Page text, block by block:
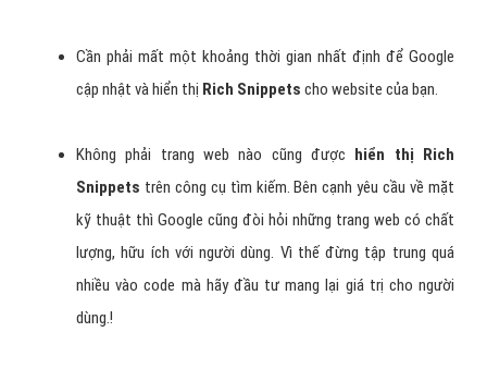
Cần phải mất một khoảng thời gian nhất định để Google
cập nhật và hiển thị Rich Snippets cho website của bạn.
Không phải trang web nào cũng được hiển thị Rich
Snippets trên công cụ tìm kiếm. Bên cạnh yêu cầu về mặt
kỹ thuật thì Google cũng đòi hỏi những trang web có chất
lượng, hữu ích với người dùng. Vì thế đừng tập trung quá
nhiều vào code mà hãy đầu tư mang lại giá trị cho người
dùng.!